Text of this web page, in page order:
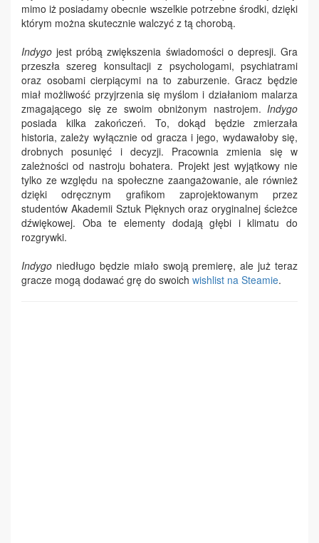
mimo iż posiadamy obecnie wszelkie potrzebne środki, dzięki
którym można skutecznie walczyć z tą chorobą.
Indygo jest próbą zwiększenia świadomości o depresji. Gra
przeszła szereg konsultacji z psychologami, psychiatrami
oraz osobami cierpiącymi na to zaburzenie. Gracz będzie
miał możliwość przyjrzenia się myślom i działaniom malarza
zmagającego się ze swoim obniżonym nastrojem. Indygo
posiada kilka zakończeń. To, dokąd będzie zmierzała
historia, zależy wyłącznie od gracza i jego, wydawałoby się,
drobnych posunięć i decyzji. Pracownia zmienia się w
zależności od nastroju bohatera. Projekt jest wyjątkowy nie
tylko ze względu na społeczne zaangażowanie, ale również
dzięki odręcznym grafikom zaprojektowanym przez
studentów Akademii Sztuk Pięknych oraz oryginalnej ścieżce
dźwiękowej. Oba te elementy dodają głębi i klimatu do
rozgrywki.
Indygo niedługo będzie miało swoją premierę, ale już teraz
gracze mogą dodawać grę do swoich wishlist na Steamie.